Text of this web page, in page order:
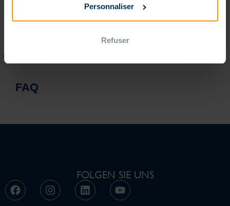
Personnaliser
Refuser
XXL Großmäßiger-Pool
FAQ
FOLGEN SIE UNS